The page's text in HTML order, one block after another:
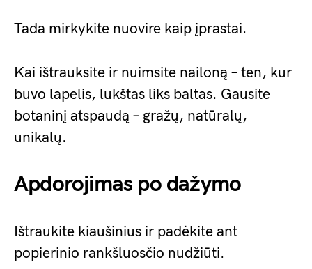
Tada mirkykite nuovire kaip įprastai.
Kai ištrauksite ir nuimsite nailoną – ten, kur
buvo lapelis, lukštas liks baltas. Gausite
botaninį atspaudą – gražų, natūralų,
unikalų.
Apdorojimas po dažymo
Ištraukite kiaušinius ir padėkite ant
popierinio rankšluosčio nudžiūti.